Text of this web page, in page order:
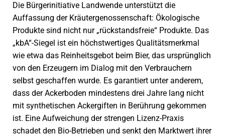
Die Bürgerinitiative Landwende unterstützt die
Auffassung der Kräutergenossenschaft: Ökologische
Produkte sind nicht nur „rückstandsfreie“ Produkte. Das
„kbA“-Siegel ist ein höchstwertiges Qualitätsmerkmal
wie etwa das Reinheitsgebot beim Bier, das ursprünglich
von den Erzeugern im Dialog mit den Verbrauchern
selbst geschaffen wurde. Es garantiert unter anderem,
dass der Ackerboden mindestens drei Jahre lang nicht
mit synthetischen Ackergiften in Berührung gekommen
ist. Eine Aufweichung der strengen Lizenz-Praxis
schadet den Bio-Betrieben und senkt den Marktwert ihrer